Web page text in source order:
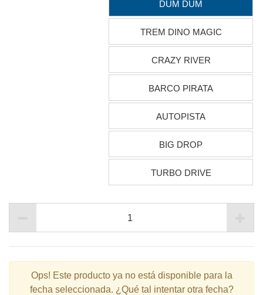
DUM DUM
TREM DINO MAGIC
CRAZY RIVER
BARCO PIRATA
AUTOPISTA
BIG DROP
TURBO DRIVE
Ops! Este producto ya no está disponible para la
fecha seleccionada. ¿Qué tal intentar otra fecha?